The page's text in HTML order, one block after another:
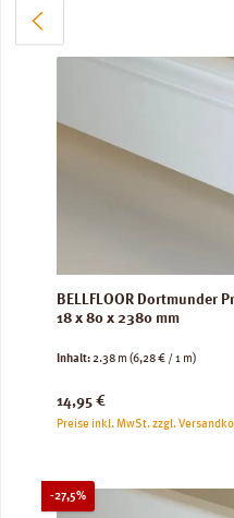
BELLFLOOR Dortmunder
18 x 80 x 2380 mm
Inhalt:2.38 m (6,28 € / 1 m)
Regulärer Preis:
14,95 €
Preise inkl. MwSt. zzgl.
-27,5%Rabatt